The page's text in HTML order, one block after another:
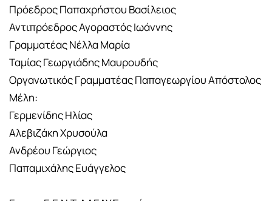
Πρόεδρος Παπαχρήστου Βασίλειος
Αντιπρόεδρος Αγοραστός Ιωάννης
Γραμματέας Νέλλα Μαρία
Ταμίας Γεωργιάδης Μαυρουδής
Οργανωτικός Γραμματέας Παπαγεωργίου Απόστολος
Μέλη:
Γερμενίδης Ηλίας
Αλεβιζάκη Χρυσούλα
Ανδρέου Γεώργιος
Παπαμιχάλης Ευάγγελος